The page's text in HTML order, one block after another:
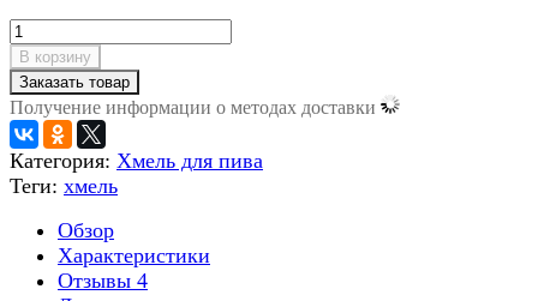
В корзину
Заказать товар
Получение информации о методах доставки
Категория: Хмель для пива
Теги: хмель
Обзор
Характеристики
Отзывы 4